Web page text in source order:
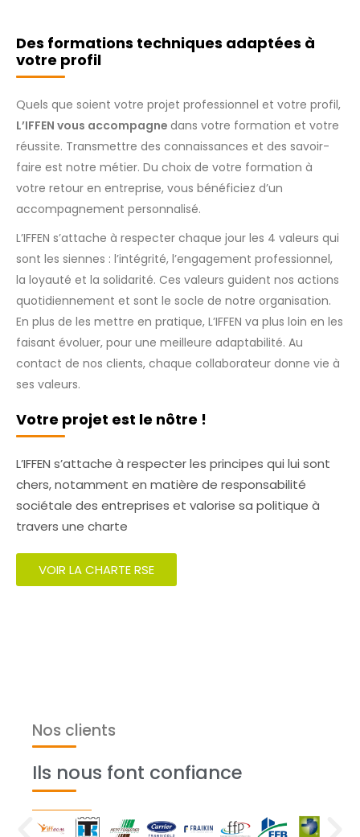
Des formations techniques adaptées à
votre profil
Quels que soient votre projet professionnel et votre profil,
L’IFFEN vous accompagne dans votre formation et votre
réussite. Transmettre des connaissances et des savoir-
faire est notre métier. Du choix de votre formation à
votre retour en entreprise, vous bénéficiez d’un
accompagnement personnalisé.
L’IFFEN s’attache à respecter chaque jour les 4 valeurs qui
sont les siennes : l’intégrité, l’engagement professionnel,
la loyauté et la solidarité. Ces valeurs guident nos actions
quotidiennement et sont le socle de notre organisation.
En plus de les mettre en pratique, L’IFFEN va plus loin en les
faisant évoluer, pour une meilleure adaptabilité. Au
contact de nos clients, chaque collaborateur donne vie à
ses valeurs.
Votre projet est le nôtre !
L’IFFEN s’attache à respecter les principes qui lui sont
chers, notamment en matière de responsabilité
sociétale des entreprises et valorise sa politique à
travers une charte
VOIR LA CHARTE RSE
Nos clients
Ils nous font confiance